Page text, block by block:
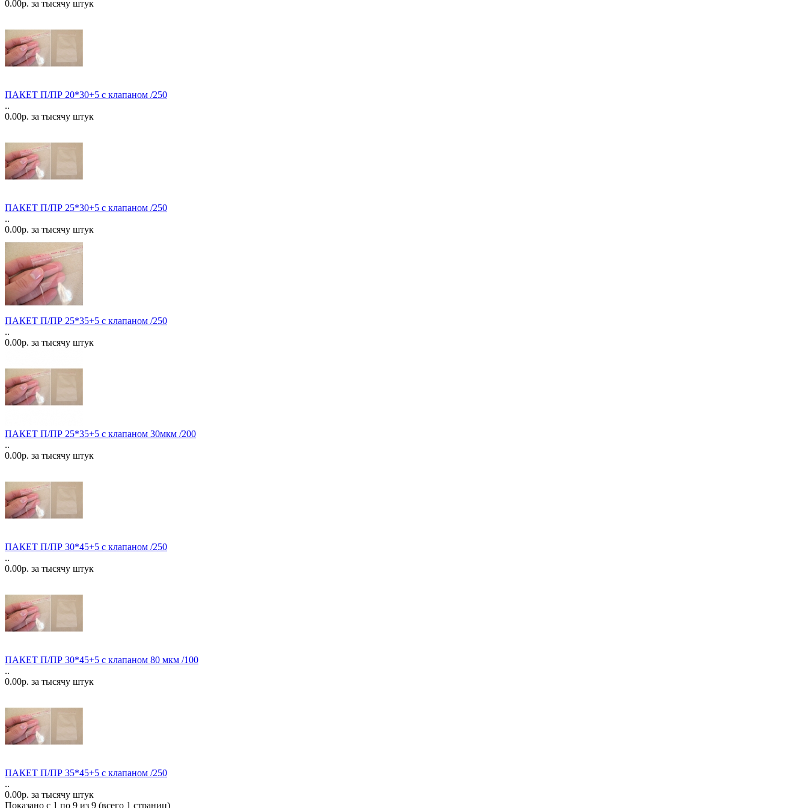
0.00р. за тысячу штук
ПАКЕТ П/ПР 20*30+5 с клапаном /250
..
0.00р. за тысячу штук
ПАКЕТ П/ПР 25*30+5 с клапаном /250
..
0.00р. за тысячу штук
ПАКЕТ П/ПР 25*35+5 с клапаном /250
..
0.00р. за тысячу штук
ПАКЕТ П/ПР 25*35+5 с клапаном 30мкм /200
..
0.00р. за тысячу штук
ПАКЕТ П/ПР 30*45+5 с клапаном /250
..
0.00р. за тысячу штук
ПАКЕТ П/ПР 30*45+5 с клапаном 80 мкм /100
..
0.00р. за тысячу штук
ПАКЕТ П/ПР 35*45+5 с клапаном /250
..
0.00р. за тысячу штук
Показано с 1 по 9 из 9 (всего 1 страниц)